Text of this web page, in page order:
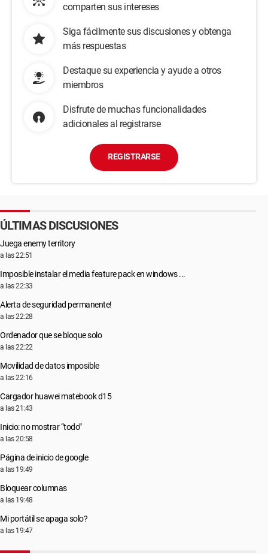
comparten sus intereses
Siga fácilmente sus discusiones y obtenga
más respuestas
Destaque su experiencia y ayude a otros
miembros
Disfrute de muchas funcionalidades
adicionales al registrarse
REGISTRARSE
ÚLTIMAS DISCUSIONES
Juega enemy territory
a las 22:51
Imposible instalar el media feature pack en windows ...
a las 22:33
Alerta de seguridad permanente!
a las 22:28
Ordenador que se bloque solo
a las 22:22
Movilidad de datos imposible
a las 22:16
Cargador huawei matebook d15
a las 21:43
Inicio: no mostrar “todo”
a las 20:58
Página de inicio de google
a las 19:49
Bloquear columnas
a las 19:48
Mi portátil se apaga solo?
a las 19:47